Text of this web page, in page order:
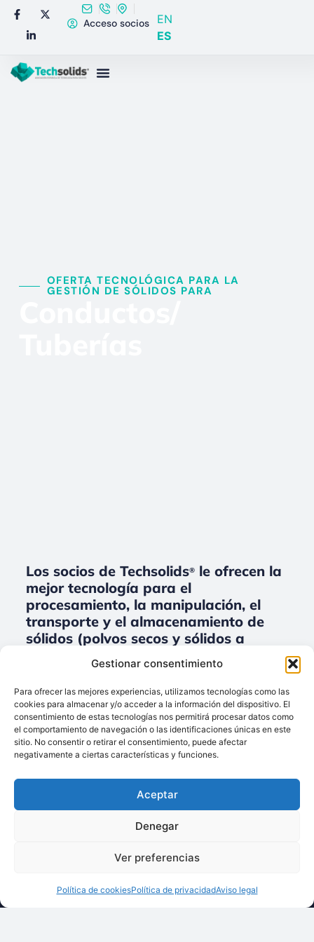
Gestionar consentimiento
Para ofrecer las mejores experiencias, utilizamos tecnologías como las
cookies para almacenar y/o acceder a la información del dispositivo. El
consentimiento de estas tecnologías nos permitirá procesar datos como
el comportamiento de navegación o las identificaciones únicas en este
sitio. No consentir o retirar el consentimiento, puede afectar
negativamente a ciertas características y funciones.
Aceptar
Denegar
Ver preferencias
Política de cookiesPolítica de privacidadAviso legal
Acceso socios
EN
ES
OFERTA TECNOLÓGICA PARA LA
GESTIÓN DE SÓLIDOS PARA​
Los socios de Techsolids®le ofrecen la
mejor tecnología para el
procesamiento, la manipulación, el
transporte y el almacenamiento de
sólidos (polvos secos y sólidos a
granel) para Conductos/ Tuberías.
Techsolids®está
empresas que
servicios para el
procesamiento de
Llámenos:
+34 93 238 68 68
Dónde estamos:
C/ Francisco Giner,
08012 Barcelona
Escríbanos:
info@techsolids.com
Síganos en redes